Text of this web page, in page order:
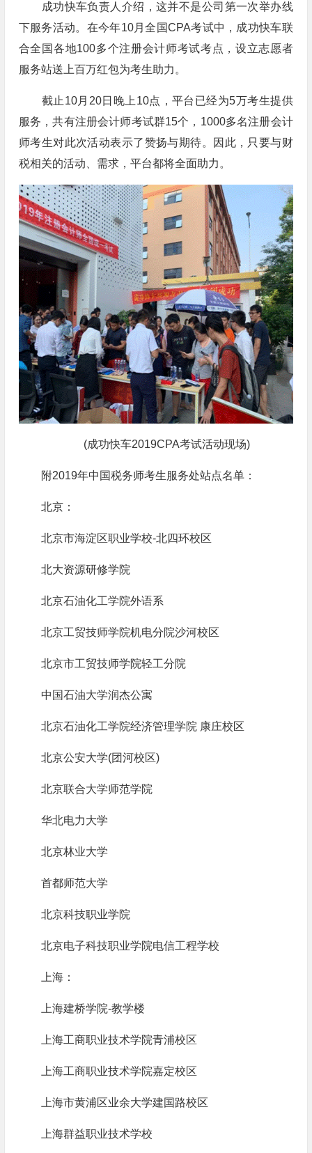
成功快车负责人介绍，这并不是公司第一次举办线
下服务活动。在今年10月全国CPA考试中，成功快车联
合全国各地100多个注册会计师考试考点，设立志愿者
服务站送上百万红包为考生助力。
截止10月20日晚上10点，平台已经为5万考生提供
服务，共有注册会计师考试群15个，1000多名注册会计
师考生对此次活动表示了赞扬与期待。因此，只要与财
税相关的活动、需求，平台都将全面助力。
(成功快车2019CPA考试活动现场)
附2019年中国税务师考生服务处站点名单：
北京：
北京市海淀区职业学校-北四环校区
北大资源研修学院
北京石油化工学院外语系
北京工贸技师学院机电分院沙河校区
北京市工贸技师学院轻工分院
中国石油大学润杰公寓
北京石油化工学院经济管理学院 康庄校区
北京公安大学(团河校区)
北京联合大学师范学院
华北电力大学
北京林业大学
首都师范大学
北京科技职业学院
北京电子科技职业学院电信工程学校
上海：
上海建桥学院-教学楼
上海工商职业技术学院青浦校区
上海工商职业技术学院嘉定校区
上海市黄浦区业余大学建国路校区
上海群益职业技术学校